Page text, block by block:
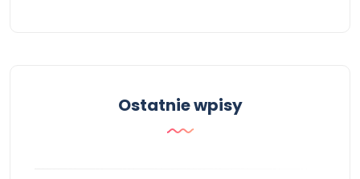
Ostatnie wpisy